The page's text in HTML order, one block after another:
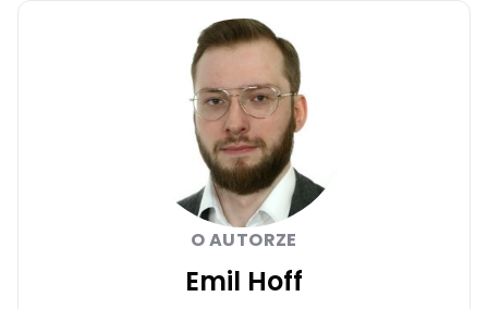
O AUTORZE
Emil Hoff